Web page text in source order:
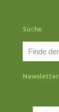
Suche
h
Newsletter